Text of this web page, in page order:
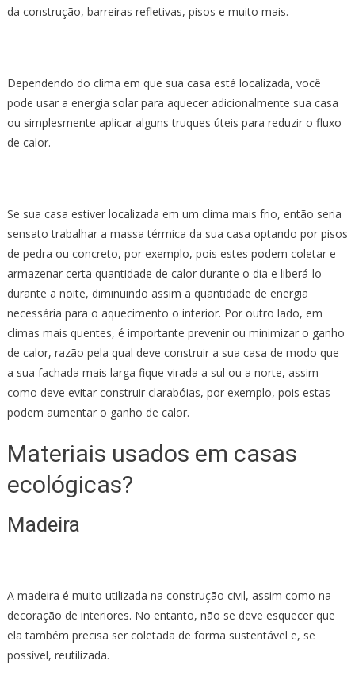
da construção, barreiras refletivas, pisos e muito mais.
Dependendo do clima em que sua casa está localizada, você
pode usar a energia solar para aquecer adicionalmente sua casa
ou simplesmente aplicar alguns truques úteis para reduzir o fluxo
de calor.
Se sua casa estiver localizada em um clima mais frio, então seria
sensato trabalhar a massa térmica da sua casa optando por pisos
de pedra ou concreto, por exemplo, pois estes podem coletar e
armazenar certa quantidade de calor durante o dia e liberá-lo
durante a noite, diminuindo assim a quantidade de energia
necessária para o aquecimento o interior. Por outro lado, em
climas mais quentes, é importante prevenir ou minimizar o ganho
de calor, razão pela qual deve construir a sua casa de modo que
a sua fachada mais larga fique virada a sul ou a norte, assim
como deve evitar construir clarabóias, por exemplo, pois estas
podem aumentar o ganho de calor.
Materiais usados em casas
ecológicas?
Madeira
A madeira é muito utilizada na construção civil, assim como na
decoração de interiores. No entanto, não se deve esquecer que
ela também precisa ser coletada de forma sustentável e, se
possível, reutilizada.